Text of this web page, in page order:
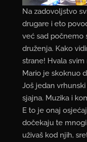
Na zadovoljstvo
drugare i eto
već sad počnemo
druženja. Kako
strane! Hvala
Mario je skoknuo
Još jedan
sjajna. Muzika i
E to je onaj
dočekaju te
uživaš kod njih,